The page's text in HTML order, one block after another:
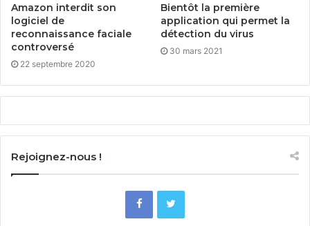
Amazon interdit son
logiciel de
reconnaissance faciale
controversé
22 septembre 2020
Bientôt la première
application qui permet la
détection du virus
30 mars 2021
Rejoignez-nous !